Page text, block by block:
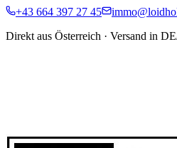
+43 664 397 27 45
Direkt aus Österreich · Versand in